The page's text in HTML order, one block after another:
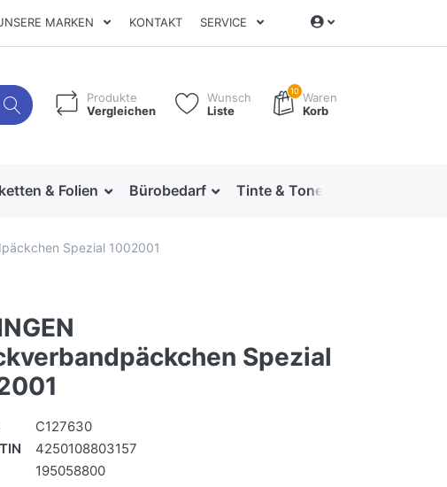
MARKEN KONTAKT SERVICE
Produkte
Vergleichen
Wunsch
Liste
10 Waren
Korb
& Folien Bürobedarf Tinte & Toner
Spezial 1002001
Spezial
C127630
4250108803157
195058800